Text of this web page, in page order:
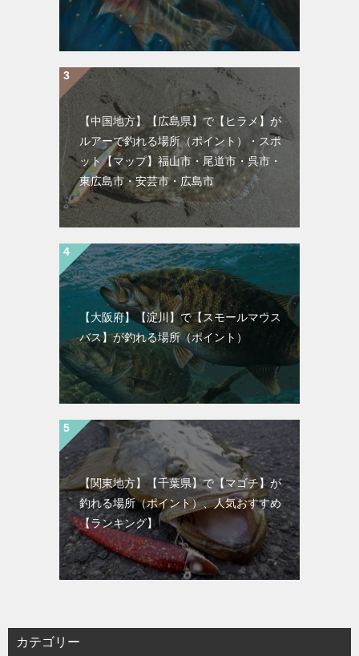
【中国地方】【広島県】で【ヒラメ】が
ルアーで釣れる場所（ポイント）・スポ
ット【マップ】福山市・尾道市・呉市・
東広島市・安芸市・広島市
【大阪府】【淀川】で【スモールマウス
バス】が釣れる場所（ポイント）
【関東地方】【千葉県】で【マゴチ】が
釣れる場所（ポイント）、人気おすすめ
【ランキング】
カテゴリー